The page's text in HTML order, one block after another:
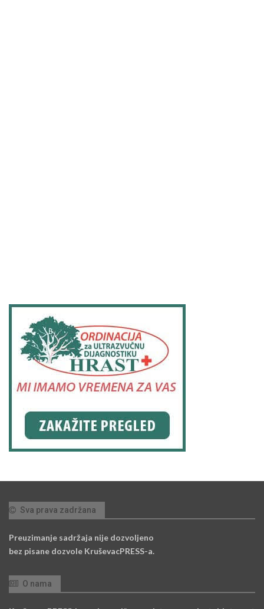
Sva prava zadržana
Preuzimanje sadržaja nije dozvoljeno
bez pisane dozvole KruševacPRESS-a.
O nama